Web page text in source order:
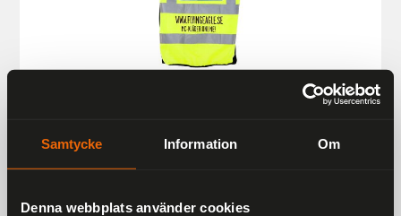
Samtycke Information Om
Denna webbplats använder cookies
187 kr
249 kr